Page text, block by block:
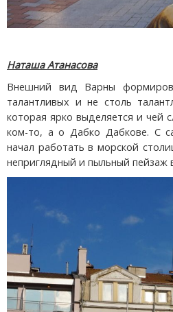
Наташа Атанасова
Внешний вид Варны
талантливых и не столь
которая ярко выделяется и чей
ком-то, а о Дабко Дабкове. С
начал работать в морской
неприглядный и пыльный пейзаж